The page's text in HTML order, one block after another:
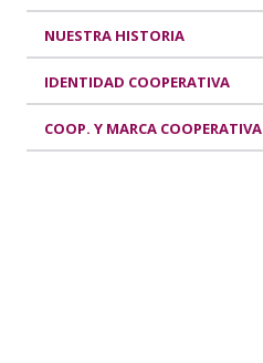
NUESTRA HISTORIA
IDENTIDAD COOPERATIVA
COOP. Y MARCA COOPERATIVA